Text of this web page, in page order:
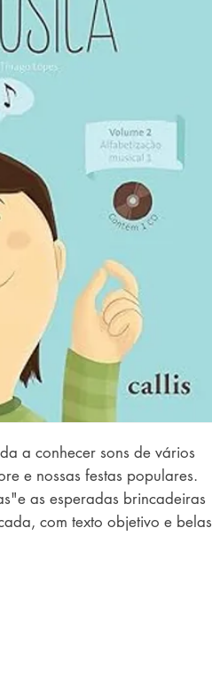
a conhecer sons de vários
e nossas festas populares.
as esperadas brincadeiras
com texto objetivo e belas